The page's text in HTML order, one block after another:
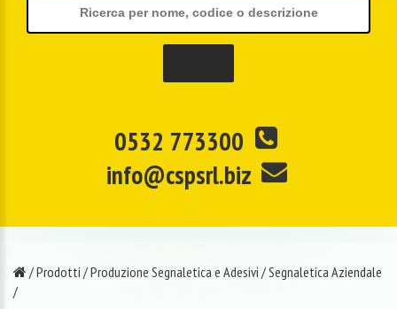
0532 773300
info@cspsrl.biz
/Prodotti /Produzione Segnaletica e Adesivi /Segnaletica Aziendale
/